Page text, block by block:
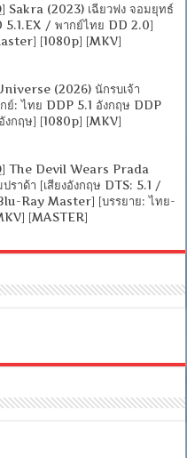
Sakra (2023) เฉียวฟง จอมยุทธ์
5.1.EX / พากย์ไทย DD 2.0]
[1080p] [MKV]
(2026) นักรบเจ้า
ย์: ไทย DDP 5.1 อังกฤษ DDP
งกฤษ] [1080p] [MKV]
The Devil Wears Prada
ราด้า [เสียงอังกฤษ DTS: 5.1 /
Ray Master] [บรรยาย: ไทย-
[MASTER]